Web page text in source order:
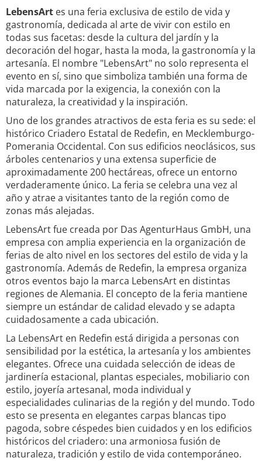
LebensArt es una feria exclusiva de estilo de vida y
gastronomía, dedicada al arte de vivir con estilo en
todas sus facetas: desde la cultura del jardín y la
decoración del hogar, hasta la moda, la gastronomía y la
artesanía. El nombre "LebensArt" no solo representa el
evento en sí, sino que simboliza también una forma de
vida marcada por la exigencia, la conexión con la
naturaleza, la creatividad y la inspiración.
Uno de los grandes atractivos de esta feria es su sede: el
histórico Criadero Estatal de Redefin, en Mecklemburgo-
Pomerania Occidental. Con sus edificios neoclásicos, sus
árboles centenarios y una extensa superficie de
aproximadamente 200 hectáreas, ofrece un entorno
verdaderamente único. La feria se celebra una vez al
año y atrae a visitantes tanto de la región como de
zonas más alejadas.
LebensArt fue creada por Das AgenturHaus GmbH, una
empresa con amplia experiencia en la organización de
ferias de alto nivel en los sectores del estilo de vida y la
gastronomía. Además de Redefin, la empresa organiza
otros eventos bajo la marca LebensArt en distintas
regiones de Alemania. El concepto de la feria mantiene
siempre un estándar de calidad elevado y se adapta
cuidadosamente a cada ubicación.
La LebensArt en Redefin está dirigida a personas con
sensibilidad por la estética, la artesanía y los ambientes
elegantes. Ofrece una cuidada selección de ideas de
jardinería estacional, plantas especiales, mobiliario con
estilo, joyería artesanal, moda individual y
especialidades culinarias de la región y del mundo. Todo
esto se presenta en elegantes carpas blancas tipo
pagoda, sobre céspedes bien cuidados y en los edificios
históricos del criadero: una armoniosa fusión de
naturaleza, tradición y estilo de vida contemporáneo.